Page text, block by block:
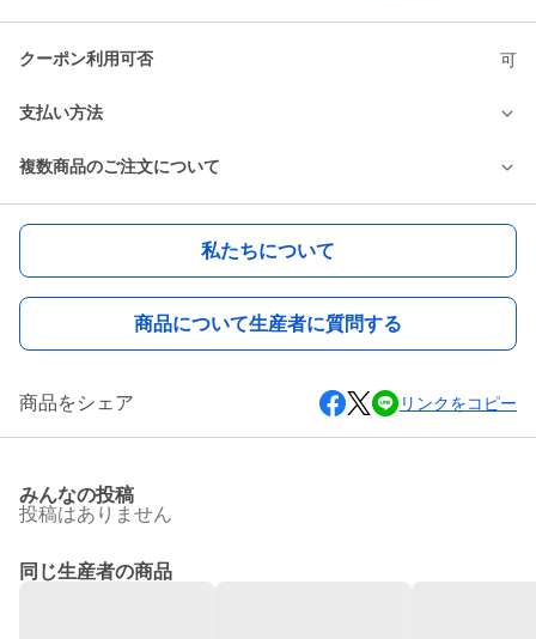
クーポン利用可否 可
支払い方法
複数商品のご注文について
私たちについて
商品について生産者に質問する
商品をシェア リンクをコピー
みんなの投稿
投稿はありません
同じ生産者の商品